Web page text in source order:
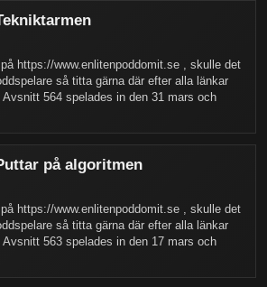
https://www.enlitenpoddomit.se , skulle det
så titta gärna där efter alla länkar
564 spelades in den 31 mars och
på algoritmen
https://www.enlitenpoddomit.se , skulle det
så titta gärna där efter alla länkar
563 spelades in den 17 mars och